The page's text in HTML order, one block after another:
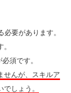
要があります。
須です。
せんが、スキルア
しょう。